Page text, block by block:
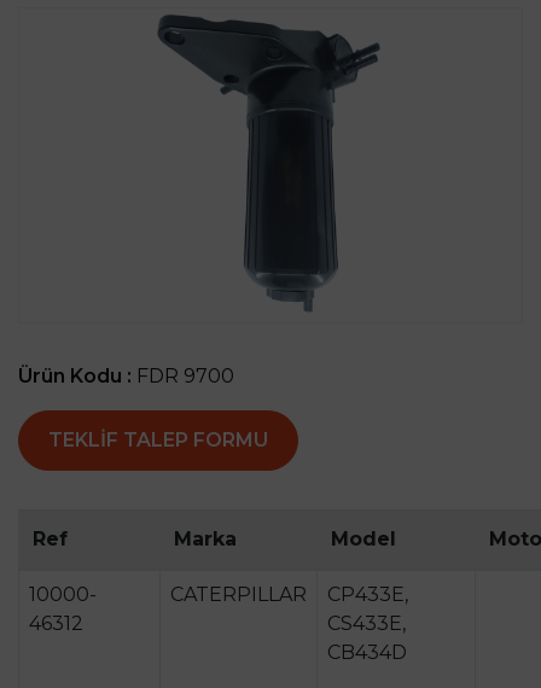
Ürün Kodu : FDR 9700
TEKLIF TALEP FORMU
Ref Marka Model
10000-
46312
CATERPILLAR
CP433E,
CS433E,
CB434D